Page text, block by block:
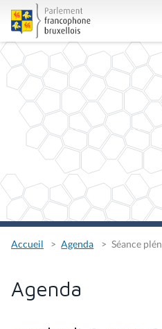
Accueil Agenda Séance
Agenda